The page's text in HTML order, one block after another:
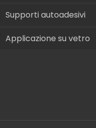
Supporti autoadesivi
Applicazione su vetro